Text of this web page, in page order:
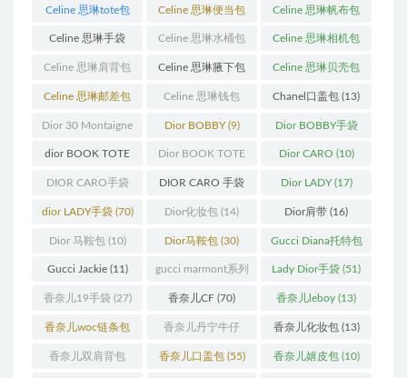
Celine 思琳tote包
(23)
Celine 思琳便当包
(14)
Celine 思琳帆布包
(18)
Celine 思琳手袋
(250)
Celine 思琳水桶包
(55)
Celine 思琳相机包
(11)
Celine 思琳肩背包
(12)
Celine 思琳腋下包
(10)
Celine 思琳贝壳包
(12)
Celine 思琳邮差包
(13)
Celine 思琳钱包
(10)
Chanel口盖包 (13)
Dior 30 Montaigne
蒙田(31)
Dior BOBBY(9) Dior BOBBY手袋
(26)
dior BOOK TOTE
(12)
Dior BOOK TOTE
手袋(163)
Dior CARO (10)
DIOR CARO手袋
(11)
DIOR CARO 手袋
(31)
Dior LADY(17)
dior LADY手袋(70) Dior化妆包 (14) Dior肩带 (16)
Dior 马鞍包(10) Dior马鞍包 (30) Gucci Diana托特包
(11)
Gucci Jackie(11) gucci marmont系列
(19)
Lady Dior手袋 (51)
香奈儿19手袋 (27) 香奈儿CF (70) 香奈儿leboy (13)
香奈儿woc链条包
(11)
香奈儿丹宁牛仔
(12)
香奈儿化妆包(13)
香奈儿双肩背包 香奈儿口盖包(55) 香奈儿嬉皮包(10)